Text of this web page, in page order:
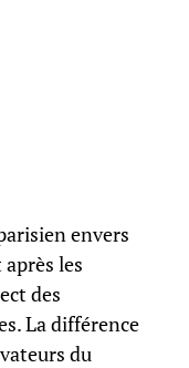
envers
les
des
La différence
du